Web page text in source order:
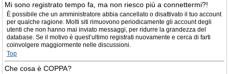
Mi sono registrato tempo fa, ma non riesco più a connettermi?!
È possibile che un amministratore abbia cancellato o disattivato il tuo account
per qualche ragione. Molti siti rimuovono periodicamente gli account degli
utenti che non hanno mai inviato messaggi, per ridurre la grandezza del
database. Se il motivo è quest’ultimo registrati nuovamente e cerca di farti
coinvolgere maggiormente nelle discussioni.
Top
Che cosa è COPPA?